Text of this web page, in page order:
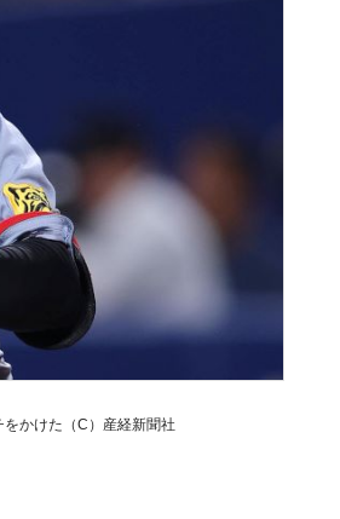
かけた（C）産経新聞社